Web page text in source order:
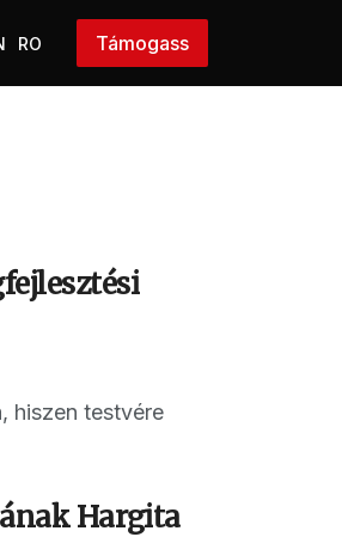
RO Támogass
hiszen testvére
Hargita